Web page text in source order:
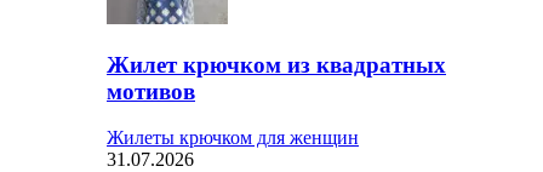
Жилет крючком из квадратных
мотивов
Жилеты крючком для женщин
31.07.2026